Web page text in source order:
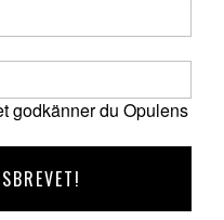
godkänner du Opulens